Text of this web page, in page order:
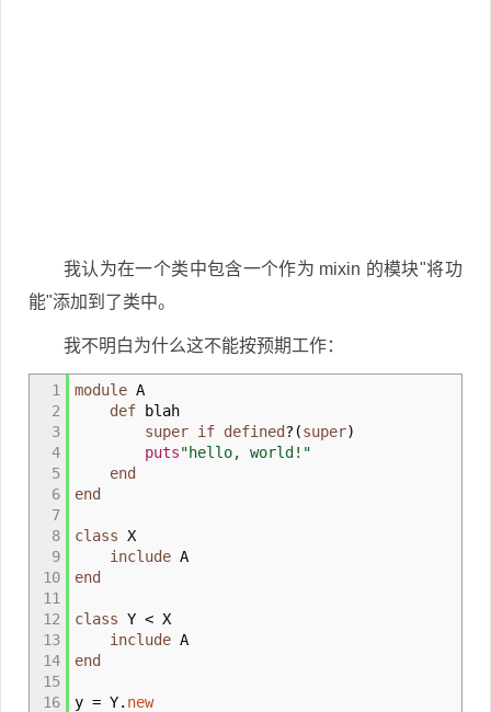
我认为在一个类中包含一个作为 mixin 的模块"将功
能"添加到了类中。
我不明白为什么这不能按预期工作：
1
2
3
4
5
6
7
8
9
10
11
12
13
14
15
16
module A
def blah
super if defined? (super)
puts"hello, world!"
end
end
class X
include A
end
class Y < X
include A
end
y = Y. new